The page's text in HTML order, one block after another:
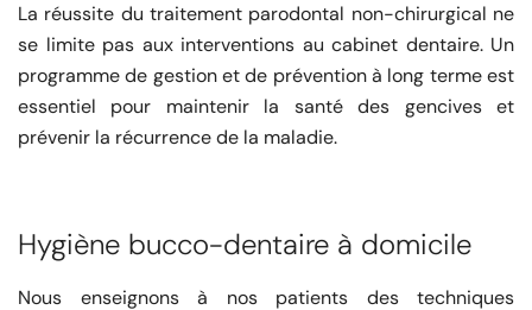
La réussite du traitement parodontal non-chirurgical ne
se limite pas aux interventions au cabinet dentaire. Un
programme de gestion et de prévention à long terme est
essentiel pour maintenir la santé des gencives et
prévenir la récurrence de la maladie.
Hygiène bucco-dentaire à domicile
Nous enseignons à nos patients des techniques